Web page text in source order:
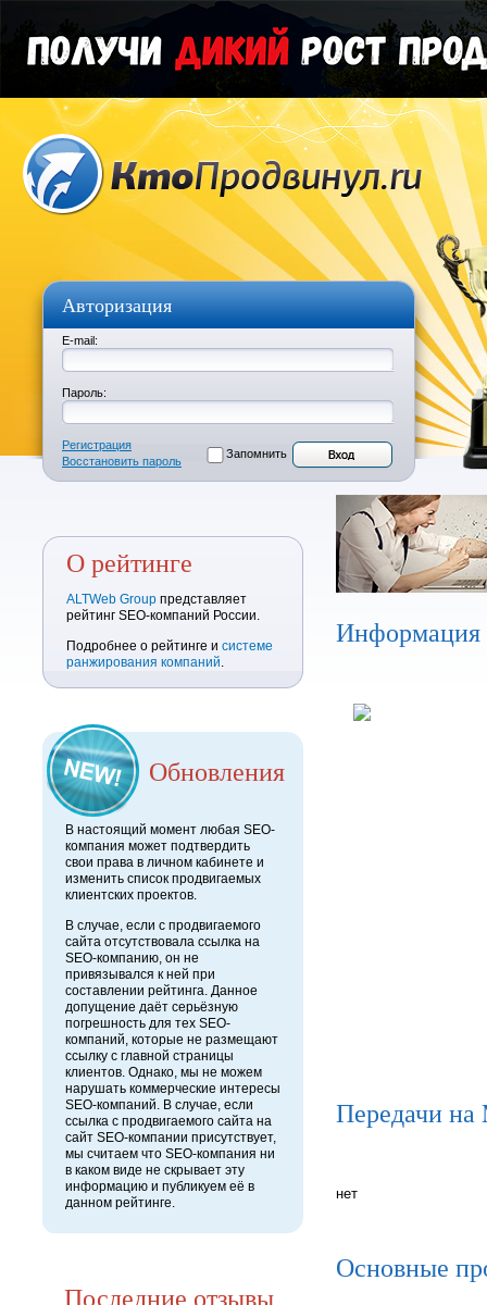
Авторизация
E-mail:
Пароль:
Регистрация
Восстановить пароль
Запомнить
О рейтинге
ALTWeb Group представляет
рейтинг SEO-компаний России.
Подробнее о рейтинге и системе
ранжирования компаний.
Обновления
В настоящий момент любая SEO-
компания может подтвердить
свои права в личном кабинете и
изменить список продвигаемых
клиентских проектов.
В случае, если с продвигаемого
сайта отсутствовала ссылка на
SEO-компанию, он не
привязывался к ней при
составлении рейтинга. Данное
допущение даёт серьёзную
погрешность для тех SEO-
компаний, которые не размещают
ссылку с главной страницы
клиентов. Однако, мы не можем
нарушать коммерческие интересы
SEO-компаний. В случае, если
ссылка с продвигаемого сайта на
сайт SEO-компании присутствует,
мы считаем что SEO-компания ни
в каком виде не скрывает эту
информацию и публикуем её в
данном рейтинге.
Последние отзывы
Информация
Передачи на
нет
Основные